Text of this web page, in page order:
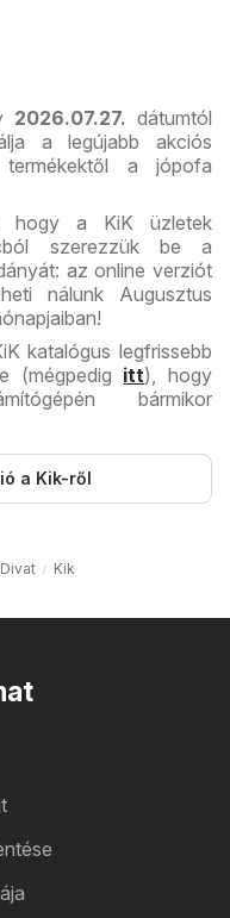
2026.07.27. dátumtól
a legújabb akciós
a jópofa
hogy a KiK üzletek
szerezzük be a
az online verziót
nálunk Augusztus
katalógus legfrissebb
(mégpedig itt), hogy
bármikor
a Kik-ről
Kik